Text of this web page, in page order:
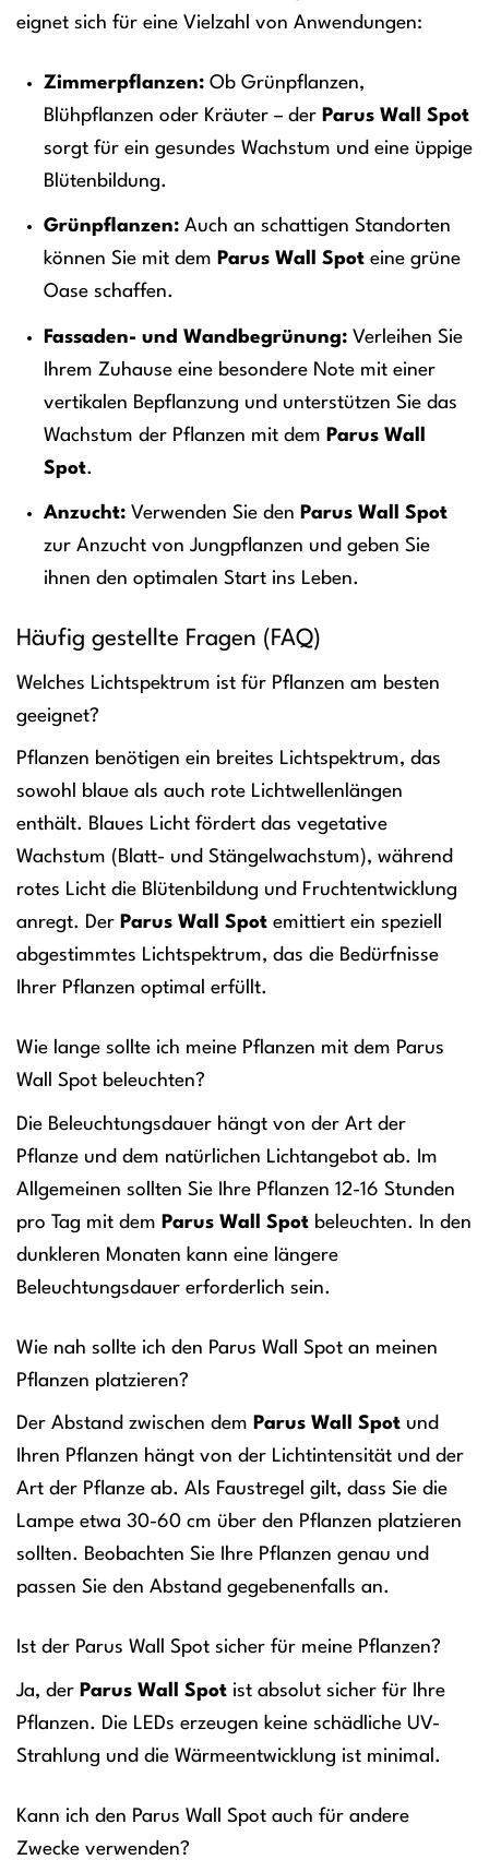
eignet sich für eine Vielzahl von Anwendungen:
Zimmerpflanzen:Ob Grünpflanzen,
Blühpflanzen oder Kräuter – der Parus Wall Spot
sorgt für ein gesundes Wachstum und eine üppige
Blütenbildung.
Grünpflanzen:Auch an schattigen Standorten
können Sie mit dem Parus Wall Spoteine grüne
Oase schaffen.
Fassaden- und Wandbegrünung:Verleihen Sie
Ihrem Zuhause eine besondere Note mit einer
vertikalen Bepflanzung und unterstützen Sie das
Wachstum der Pflanzen mit dem Parus Wall
Spot.
Anzucht:Verwenden Sie den Parus Wall Spot
zur Anzucht von Jungpflanzen und geben Sie
ihnen den optimalen Start ins Leben.
Häufig gestellte Fragen (FAQ)
Welches Lichtspektrum ist für Pflanzen am besten
geeignet?
Pflanzen benötigen ein breites Lichtspektrum, das
sowohl blaue als auch rote Lichtwellenlängen
enthält. Blaues Licht fördert das vegetative
Wachstum (Blatt- und Stängelwachstum), während
rotes Licht die Blütenbildung und Fruchtentwicklung
anregt. Der Parus Wall Spot emittiert ein speziell
abgestimmtes Lichtspektrum, das die Bedürfnisse
Ihrer Pflanzen optimal erfüllt.
Wie lange sollte ich meine Pflanzen mit dem Parus
Wall Spot beleuchten?
Die Beleuchtungsdauer hängt von der Art der
Pflanze und dem natürlichen Lichtangebot ab. Im
Allgemeinen sollten Sie Ihre Pflanzen 12-16 Stunden
pro Tag mit dem Parus Wall Spot beleuchten. In den
dunkleren Monaten kann eine längere
Beleuchtungsdauer erforderlich sein.
Wie nah sollte ich den Parus Wall Spot an meinen
Pflanzen platzieren?
Der Abstand zwischen dem Parus Wall Spot und
Ihren Pflanzen hängt von der Lichtintensität und der
Art der Pflanze ab. Als Faustregel gilt, dass Sie die
Lampe etwa 30-60 cm über den Pflanzen platzieren
sollten. Beobachten Sie Ihre Pflanzen genau und
passen Sie den Abstand gegebenenfalls an.
Ist der Parus Wall Spot sicher für meine Pflanzen?
Ja, der Parus Wall Spot ist absolut sicher für Ihre
Pflanzen. Die LEDs erzeugen keine schädliche UV-
Strahlung und die Wärmeentwicklung ist minimal.
Kann ich den Parus Wall Spot auch für andere
Zwecke verwenden?